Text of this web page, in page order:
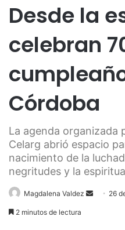
Desde la
celebran
Córdoba
La agenda organizada
Celarg abrió espacio
nacimiento de la
negritudes y la
Magdalena Valdez
Send 26
2 minutos de lectura